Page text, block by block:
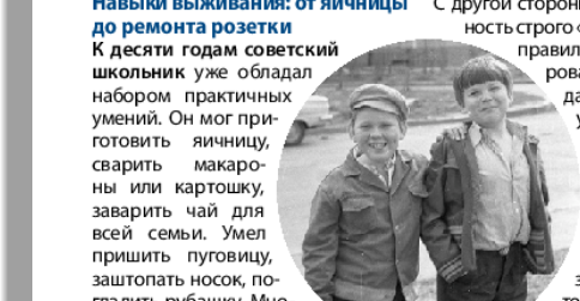
Вечное
сокровище
Восточная
Германия
Германия плюс Давай
Домашний
кулинар
Домашний
ресторан